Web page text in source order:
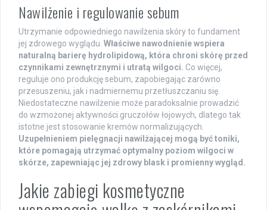
Nawilżenie i regulowanie sebum
Utrzymanie odpowiedniego nawilżenia skóry to fundament
jej zdrowego wyglądu. Właściwe nawodnienie wspiera
naturalną barierę hydrolipidową, która chroni skórę przed
czynnikami zewnętrznymi i utratą wilgoci. Co więcej,
reguluje ono produkcję sebum, zapobiegając zarówno
przesuszeniu, jak i nadmiernemu przetłuszczaniu się.
Niedostateczne nawilżenie może paradoksalnie prowadzić
do wzmożonej aktywności gruczołów łojowych, dlatego tak
istotne jest stosowanie kremów normalizujących.
Uzupełnieniem pielęgnacji nawilżającej mogą być toniki,
które pomagają utrzymać optymalny poziom wilgoci w
skórze, zapewniając jej zdrowy blask i promienny wygląd.
Jakie zabiegi kosmetyczne